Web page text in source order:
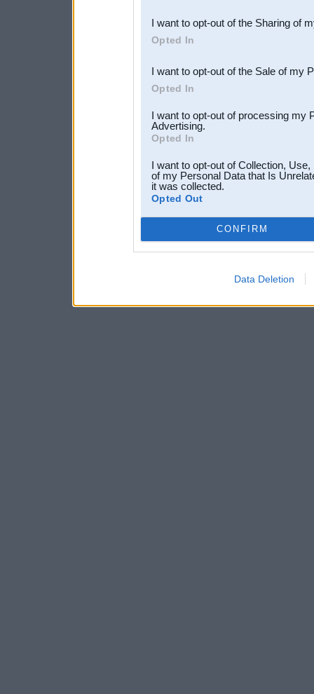
Downstream Participants
third parties.
I want to opt-out of the Sharing of
Opted In
I want to opt-out of the Sale of my
Opted In
I want to opt-out of processing my
Advertising.
Opted In
I want to opt-out of Collection,
of my Personal Data that Is
it was collected.
Opted Out
CONFIRM
Data Deletion